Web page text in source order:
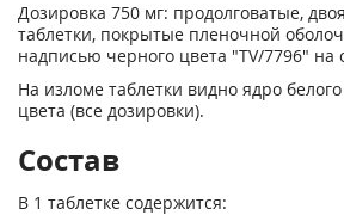
Дозировка 750 мг: продолговатые,
таблетки, покрытые пленочной
надписью черного цвета "TV/7796" на
На изломе таблетки видно ядро
цвета (все дозировки).
Состав
В 1 таблетке содержится: